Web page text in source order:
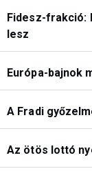
Fidesz-frakció:
lesz
Európa-bajnok
A Fradi
Az ötös lottó